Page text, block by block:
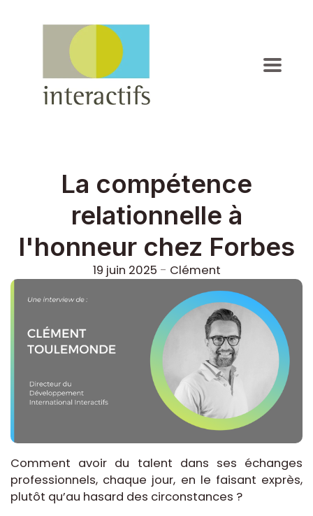
La compétence
relationnelle à
l'honneur chez Forbes
19 juin 2025 - Clément
Comment avoir du talent dans ses échanges
professionnels, chaque jour, en le faisant exprès,
plutôt qu’au hasard des circonstances ?